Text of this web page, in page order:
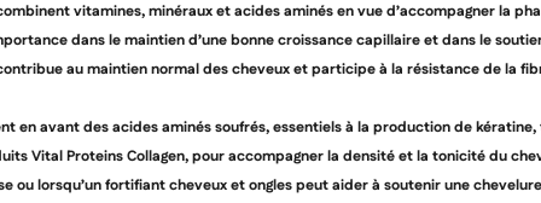
vitamines, minéraux et acides aminés en vue d’accompagner la
dans le maintien d’une bonne croissance capillaire et dans le
au maintien normal des cheveux et participe à la résistance de la
en avant des acides aminés soufrés, essentiels à la production de
Vital Proteins Collagen, pour accompagner la densité et la tonicité du
ou lorsqu’un fortifiant cheveux et ongles peut aider à soutenir une